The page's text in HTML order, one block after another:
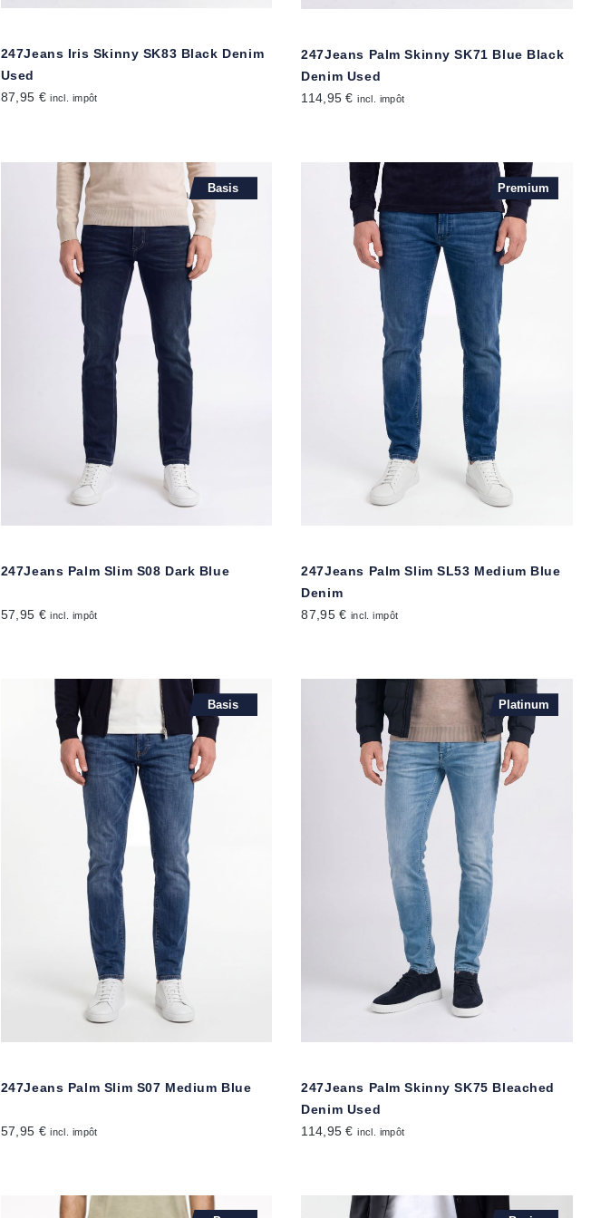
247Jeans Iris Skinny SK83 Black Denim
Used
87,95 €incl. impôt
247Jeans Palm Skinny SK71 Blue Black
Denim Used
114,95 €incl. impôt
Basis
247Jeans Palm Slim S08 Dark Blue
57,95 €incl. impôt
Premium
247Jeans Palm Slim SL53 Medium Blue
Denim
87,95 € incl. impôt
Basis
247Jeans Palm Slim S07 Medium Blue
57,95 €incl. impôt
Platinum
247Jeans Palm Skinny SK75 Bleached
Denim Used
114,95 €incl. impôt